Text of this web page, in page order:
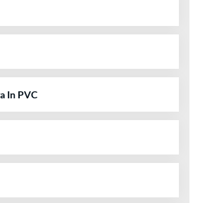
In PVC